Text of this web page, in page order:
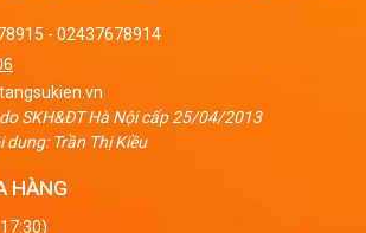
- 02437678914
SKH&ĐT Hà Nội cấp 25/04/2013
Trần Thị Kiều
HÀNG